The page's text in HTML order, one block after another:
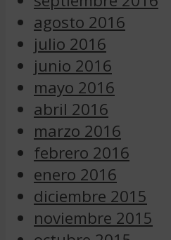
agosto 2016
julio 2016
junio 2016
mayo 2016
abril 2016
marzo 2016
febrero 2016
enero 2016
diciembre 2015
noviembre 2015